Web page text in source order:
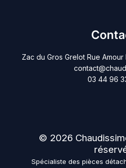
Zac du Gros Grelot Rue
03 44 96
© 2026
Spécialiste des pièces